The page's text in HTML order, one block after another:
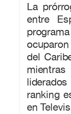
La
entre
del
ranking
en